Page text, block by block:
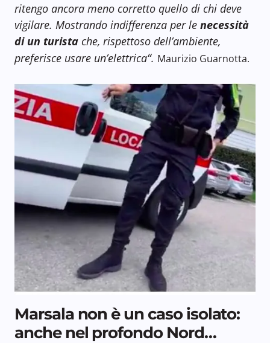
ritengo ancora meno corretto quello di chi deve
vigilare. Mostrando indifferenza per le necessità
di un turista che, rispettoso dell’ambiente,
preferisce usare un’elettrica“. Maurizio Guarnotta.
Marsala non è un caso isolato:
anche nel profondo Nord…